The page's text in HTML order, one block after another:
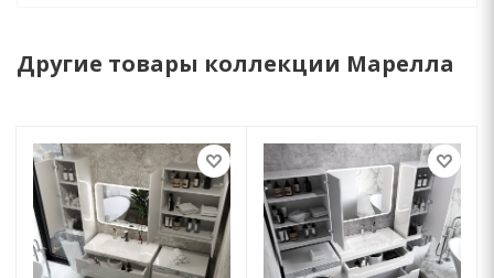
Другие товары коллекции Марелла